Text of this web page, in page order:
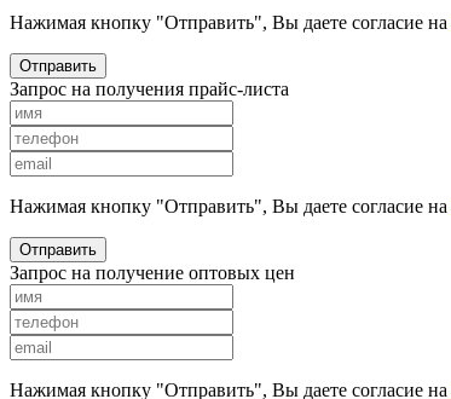
Нажимая кнопку "Отправить", Вы даете согласие на
Отправить
Запрос на получения прайс-листа
Нажимая кнопку "Отправить", Вы даете согласие на
Отправить
Запрос на получение оптовых цен
Нажимая кнопку "Отправить", Вы даете согласие на